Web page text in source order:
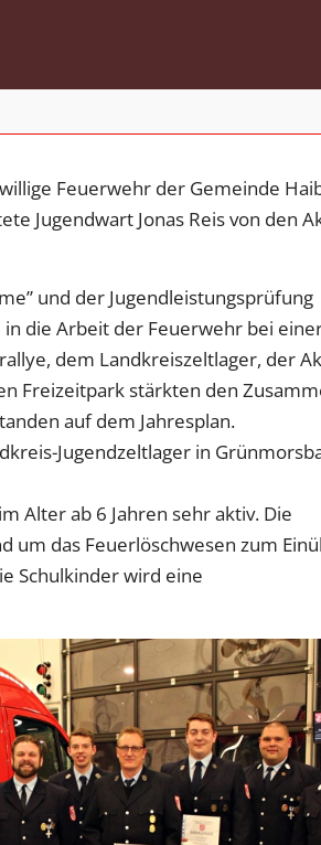
Feuerwehr der Gemeinde
Jugendwart Jonas Reis von den
und der Jugendleistungsprüfung
die Arbeit der Feuerwehr bei
dem Landkreiszeltlager, der
Freizeitpark stärkten den
auf dem Jahresplan.
Jugendzeltlager in
Alter ab 6 Jahren sehr aktiv. Die
um das Feuerlöschwesen zum
Schulkinder wird eine